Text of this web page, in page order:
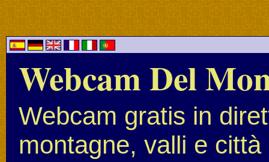
Webcam Del
Webcam gratis in
montagne, valli e città